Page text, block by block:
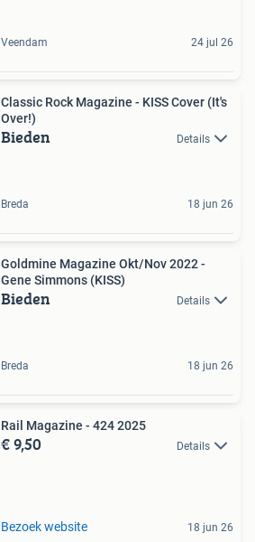
Veendam 24 jul 26
Classic Rock Magazine - KISS Cover (It's
Over!)
Bieden Details
Breda 18 jun 26
Goldmine Magazine Okt/Nov 2022 -
Gene Simmons (KISS)
Bieden Details
Breda 18 jun 26
Rail Magazine - 424 2025
€ 9,50 Details
Bezoek website 18 jun 26